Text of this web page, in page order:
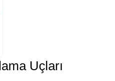
Uçları